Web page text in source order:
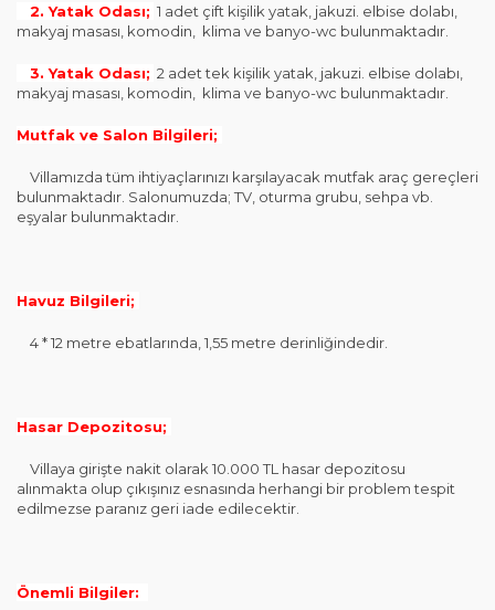
2. Yatak Odası; 1 adet çift kişilik yatak, jakuzi. elbise dolabı,
makyaj masası, komodin, klima ve banyo-wc bulunmaktadır.
3. Yatak Odası; 2 adet tek kişilik yatak, jakuzi. elbise dolabı,
makyaj masası, komodin, klima ve banyo-wc bulunmaktadır.
Mutfak ve Salon Bilgileri;
Villamızda tüm ihtiyaçlarınızı karşılayacak mutfak araç gereçleri
bulunmaktadır. Salonumuzda; TV, oturma grubu, sehpa vb.
eşyalar bulunmaktadır.
Havuz Bilgileri;
4 * 12 metre ebatlarında, 1,55 metre derinliğindedir.
Hasar Depozitosu;
Villaya girişte nakit olarak 10.000 TL hasar depozitosu
alınmakta olup çıkışınız esnasında herhangi bir problem tespit
edilmezse paranız geri iade edilecektir.
Önemli Bilgiler: